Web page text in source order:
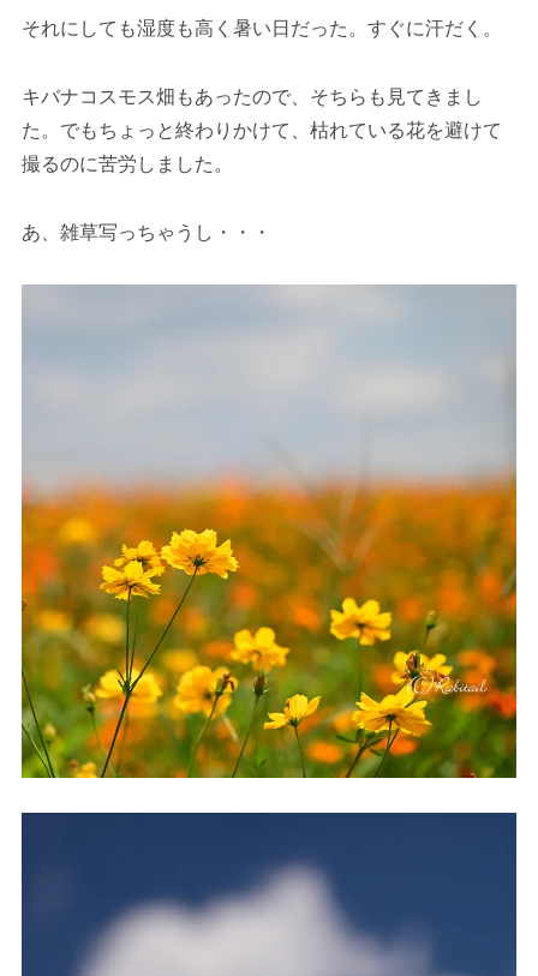
それにしても湿度も高く暑い日だった。すぐに汗だく。
キバナコスモス畑もあったので、そちらも見てきまし
た。でもちょっと終わりかけて、枯れている花を避けて
撮るのに苦労しました。
あ、雑草写っちゃうし・・・